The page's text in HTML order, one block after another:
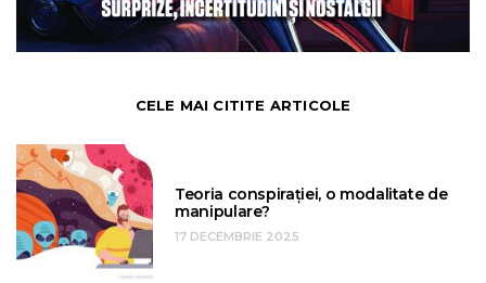
CELE MAI CITITE ARTICOLE
Teoria conspirației, o modalitate de
manipulare?
17 DECEMBRIE 2025